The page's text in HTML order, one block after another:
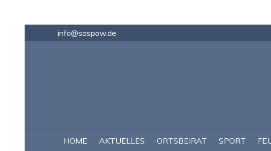
info@saspow.de
ÜBERSPRINGEN
HOME AKTUELLES ORTSBEIRAT SPORT